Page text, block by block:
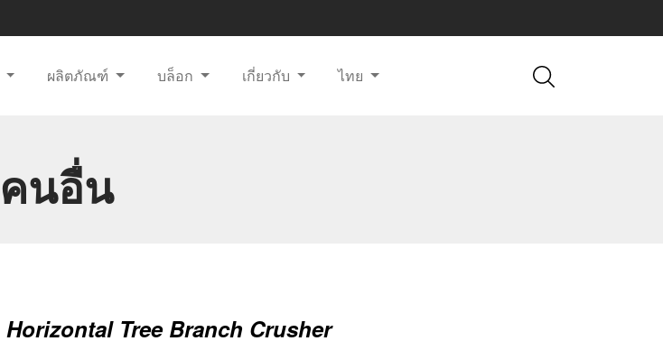
ผลิตภัณฑ์ บล็อก เกี่ยวกับ ไทย
คนอื่น
Horizontal Tree Branch Crusher